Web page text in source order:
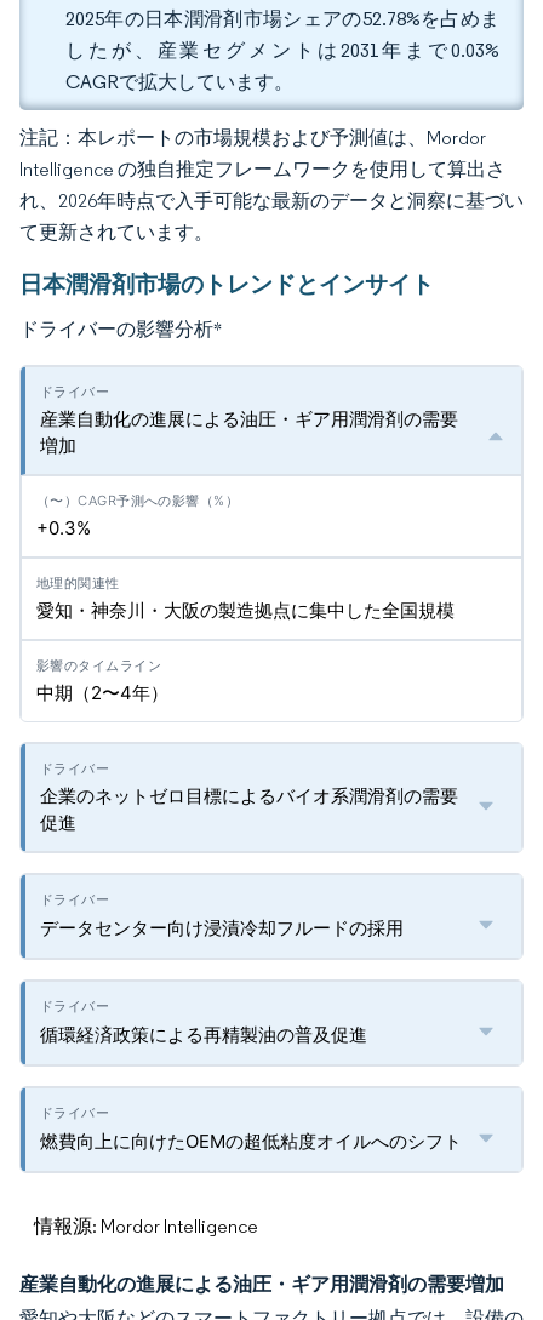
2025年の日本潤滑剤市場シェアの52.78%を占めま
したが、産業セグメントは2031年まで0.03%
CAGRで拡大しています。
注記：本レポートの市場規模および予測値は、Mordor
Intelligence の独自推定フレームワークを使用して算出さ
れ、2026年時点で入手可能な最新のデータと洞察に基づい
て更新されています。
日本潤滑剤市場のトレンドとインサイト
ドライバーの影響分析*
産業自動化の進展による油圧・ギア用潤滑剤の需要
増加
+0.3%
愛知・神奈川・大阪の製造拠点に集中した全国規模
中期（2〜4年）
企業のネットゼロ目標によるバイオ系潤滑剤の需要
促進
データセンター向け浸漬冷却フルードの採用
循環経済政策による再精製油の普及促進
燃費向上に向けたOEMの超低粘度オイルへのシフト
情報源: Mordor Intelligence
産業自動化の進展による油圧・ギア用潤滑剤の需要増加